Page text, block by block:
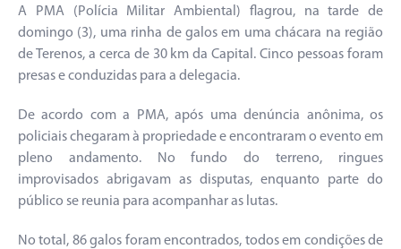
A PMA (Polícia Militar Ambiental) flagrou, na tarde de
domingo (3), uma rinha de galos em uma chácara na região
de Terenos, a cerca de 30 km da Capital. Cinco pessoas foram
presas e conduzidas para a delegacia.
De acordo com a PMA, após uma denúncia anônima, os
policiais chegaram à propriedade e encontraram o evento em
pleno andamento. No fundo do terreno, ringues
improvisados abrigavam as disputas, enquanto parte do
público se reunia para acompanhar as lutas.
No total, 86 galos foram encontrados, todos em condições de